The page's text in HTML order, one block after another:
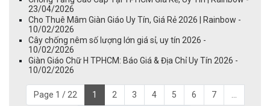
23/04/2026
Cho Thuê Mâm Giàn Giáo Uy Tín, Giá Rẻ 2026 | Rainbow -
10/02/2026
Cây chống nêm số lượng lớn giá sỉ, uy tín 2026 -
10/02/2026
Giàn Giáo Chữ H TPHCM: Báo Giá & Địa Chỉ Uy Tín 2026 -
10/02/2026
Page 1 / 22 1 2 3 4 5 6 7